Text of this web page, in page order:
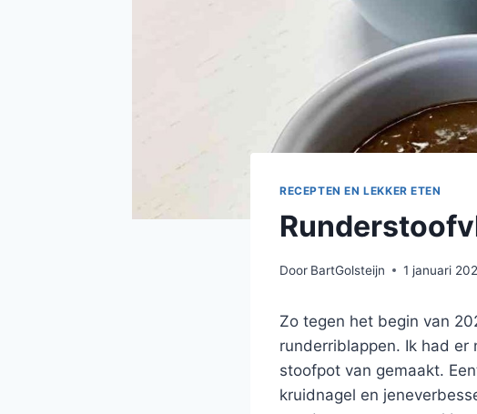
RECEPTEN EN LEKKER ETEN
Door BartGolsteijn 1 januari
Zo tegen het begin van
runderriblappen. Ik had
stoofpot van gemaakt.
kruidnagel en